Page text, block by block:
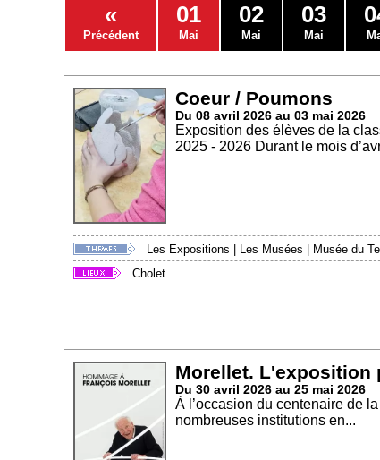
«
Précédent
01
Mai
02
Mai
03
Mai
Coeur / Poumons
Du 08 avril 2026 au 03 mai 2026
Exposition des élèves de la
2025 - 2026 Durant le mois
Les Expositions | Les Musées | Musée du
Cholet
Morellet. L'exposition
Du 30 avril 2026 au 25 mai 2026
À l’occasion du centenaire de
nombreuses institutions en...